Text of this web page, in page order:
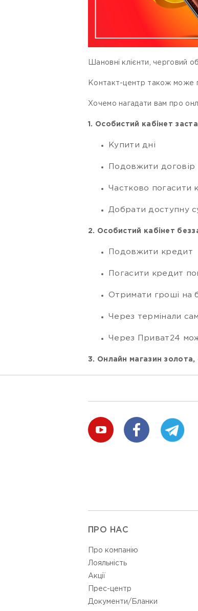
Шановні клієнти, черговий
Контакт-центр також може
Хочемо нагадати вам про
1. Особистий кабінет
Купити дні
Подовжити договір
Частково погасити
Добрати доступну
2. Особистий кабінет
Подовжити кредит
Погасити кредит
Отримати гроші на
Через термінали
Через Приват24
3. Онлайн магазин золота,
ПРО НАС
Про компанію
Лояльність
Акції
Прес-центр
Документи/Бланки